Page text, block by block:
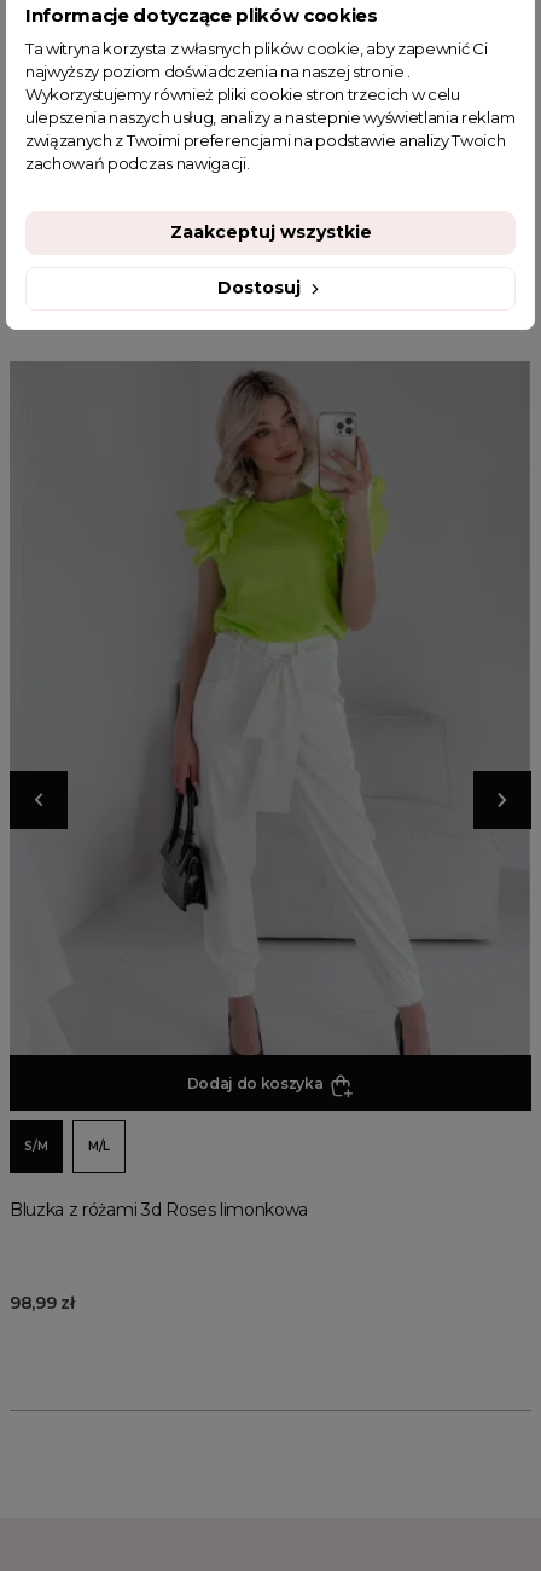
kurteczki jesienne damskie
wioesenna ramoneska damska
ramoneski damskie na wiosnę
kurtki do sukienki
kurtki jesień
kurtki na wiosnę
okrycie wierzchnie damskie
włoskie kurtki skórzane damskie
Czarna ramoneska damska
Ramoneska damska skóra
MOGĄ CI SIĘ SPODOBAĆ
Dodaj do koszyka
S/M M/L
Bluzka z różami 3d Roses limonkowa
98,99 zł
Informacje dotyczące plików cookies
Ta witryna korzysta z własnych plików cookie, aby zapewnić Ci
najwyższy poziom doświadczenia na naszej stronie .
Wykorzystujemy również pliki cookie stron trzecich w celu
ulepszenia naszych usług, analizy a nastepnie wyświetlania reklam
związanych z Twoimi preferencjami na podstawie analizy Twoich
zachowań podczas nawigacji.
Dostosuj
Zaakceptuj wszystkie